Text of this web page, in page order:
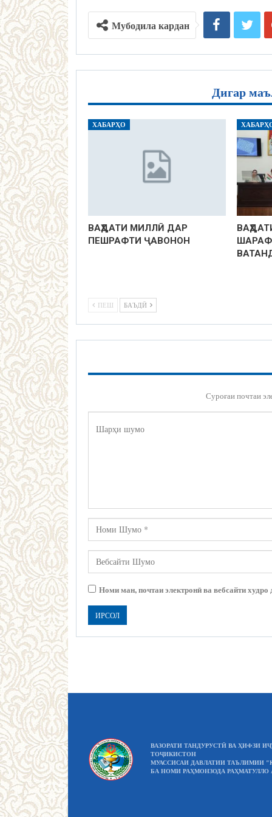
Мубодила кардан
Дигар
ХАБАРҲО
ВАҲДАТИ МИЛЛӢ ДАР
ПЕШРАФТИ ҶАВОНОН
ПЕШ БАЪДӢ
Суроғаи почтаи
Номи ман, почтаи электронӣ ва вебсайти
ВАЗОРАТИ ТАНДУРУСТӢ ВА ҲИФЗИ
ТОҶИКИСТОН
МУАССИСАИ ДАВЛАТИИ ТАЪЛИМИИ
БА НОМИ РАҲМОНЗОДА РАҲМАТУЛЛО